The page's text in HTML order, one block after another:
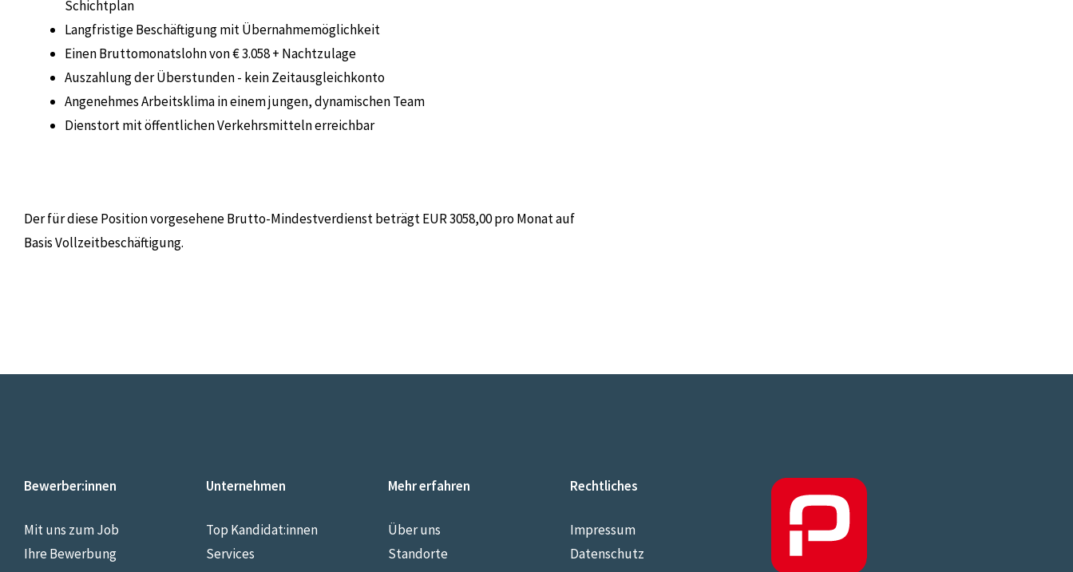
Schichtplan
Langfristige Beschäftigung mit Übernahmemöglichkeit
Einen Bruttomonatslohn von € 3.058 + Nachtzulage
Auszahlung der Überstunden - kein Zeitausgleichkonto
Angenehmes Arbeitsklima in einem jungen, dynamischen Team
Dienstort mit öffentlichen Verkehrsmitteln erreichbar
Der für diese Position vorgesehene Brutto-Mindestverdienst beträgt EUR 3058,00 pro Monat auf
Basis Vollzeitbeschäftigung.
Bewerber:innen
Mit uns zum Job
Ihre Bewerbung
Unternehmen
Top Kandidat:innen
Services
Mehr erfahren
Über uns
Standorte
Rechtliches
Impressum
Datenschutz